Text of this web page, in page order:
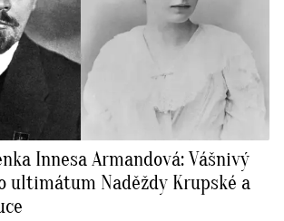
Innesa Armandová: Vášnivý
ultimátum Naděždy Krupské a